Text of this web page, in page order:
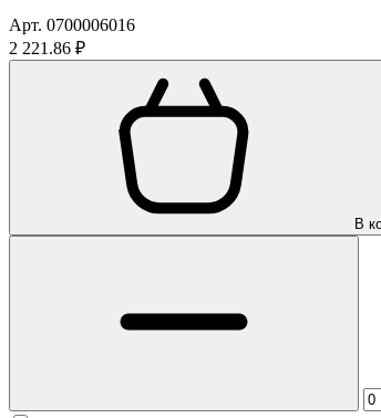
Арт. 0700006016
2 221.86 ₽
В